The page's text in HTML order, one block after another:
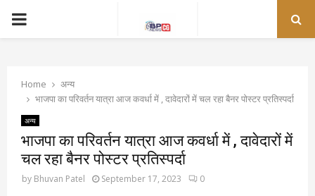
PRIMARY
Home
अन्य
भाजपा का परिवर्तन यात्रा आज कवर्धा में , दावेदारों में चल रहा बैनर पोस्टर प्रतिस्पर्दा
अन्य
भाजपा का परिवर्तन यात्रा आज कवर्धा में , दावेदारों में
चल रहा बैनर पोस्टर प्रतिस्पर्दा
by Bhuvan Patel September 17, 2023 0